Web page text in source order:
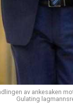
av ankesaken
Gulating